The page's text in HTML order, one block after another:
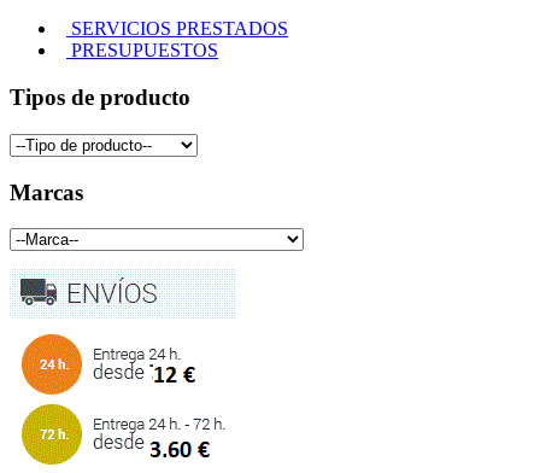
SERVICIOS PRESTADOS
PRESUPUESTOS
Tipos de producto
Marcas